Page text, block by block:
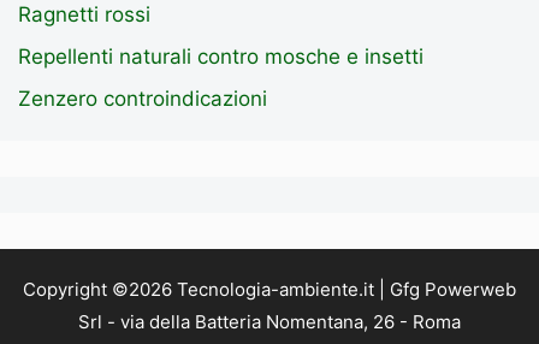
Ragnetti rossi
Repellenti naturali contro mosche e insetti
Zenzero controindicazioni
Copyright ©2026 Tecnologia-ambiente.it | Gfg Powerweb
Srl - via della Batteria Nomentana, 26 - Roma